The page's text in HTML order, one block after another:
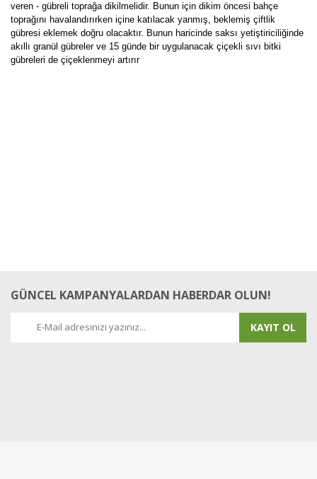
veren - gübreli toprağa dikilmelidir. Bunun için dikim öncesi bahçe
toprağını havalandırırken içine katılacak yanmış, beklemiş çiftlik
gübresi eklemek doğru olacaktır. Bunun haricinde saksı yetiştiriciliğinde
akıllı granül gübreler ve 15 günde bir uygulanacak çiçekli sıvı bitki
gübreleri de çiçeklenmeyi artırır
GÜNCEL KAMPANYALARDAN HABERDAR OLUN!
KAYIT OL